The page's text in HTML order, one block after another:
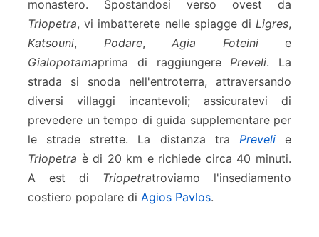
monastero. Spostandosi verso ovest da
Triopetra, vi imbatterete nelle spiagge di Ligres,
Katsouni, Podare, Agia Foteinie
Gialopotamaprima di raggiungere Preveli. La
strada si snoda nell'entroterra, attraversando
diversi villaggi incantevoli; assicuratevi di
prevedere un tempo di guida supplementare per
le strade strette. La distanza tra Prevelie
Triopetra è di 20 km e richiede circa 40 minuti.
A est di Triopetratroviamo l'insediamento
costiero popolare di Agios Pavlos.